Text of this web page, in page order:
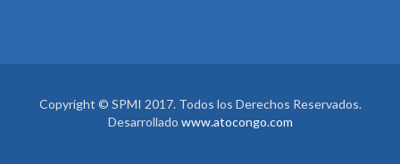
Copyright © SPMI 2017. Todos los Derechos Reservados.
Desarrollado www.atocongo.com